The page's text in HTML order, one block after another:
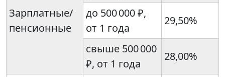
Зарплатные/
пенсионные
до 500 000 ₽,
от 1 года
29,50%
свыше 500 000
₽, от 1 года
28,00%